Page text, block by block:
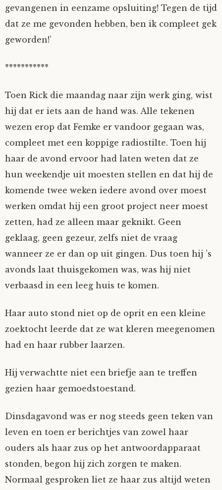
gevangenen in eenzame opsluiting! Tegen de tijd
dat ze me gevonden hebben, ben ik compleet gek
geworden!’
***********
Toen Rick die maandag naar zijn werk ging, wist
hij dat er iets aan de hand was. Alle tekenen
wezen erop dat Femke er vandoor gegaan was,
compleet met een koppige radiostilte. Toen hij
haar de avond ervoor had laten weten dat ze
hun weekendje uit moesten stellen en dat hij de
komende twee weken iedere avond over moest
werken omdat hij een groot project neer moest
zetten, had ze alleen maar geknikt. Geen
geklaag, geen gezeur, zelfs niet de vraag
wanneer ze er dan op uit gingen. Dus toen hij ’s
avonds laat thuisgekomen was, was hij niet
verbaasd in een leeg huis te komen.
Haar auto stond niet op de oprit en een kleine
zoektocht leerde dat ze wat kleren meegenomen
had en haar rubber laarzen.
Hij verwachtte niet een briefje aan te treffen
gezien haar gemoedstoestand.
Dinsdagavond was er nog steeds geen teken van
leven en toen er berichtjes van zowel haar
ouders als haar zus op het antwoordapparaat
stonden, begon hij zich zorgen te maken.
Normaal gesproken liet ze haar zus altijd weten